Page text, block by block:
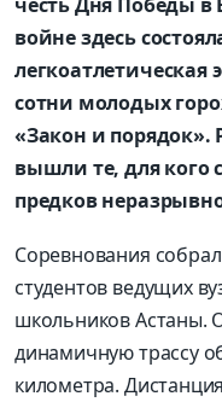
войне здесь
сотни молодых
«Закон и порядок».
вышли те, для кого
предков
Соревнования
студентов ведущих
школьников Астаны.
динамичную трассу
километра.